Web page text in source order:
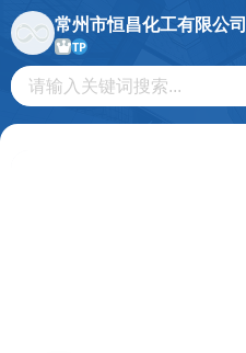
常州市恒昌化工有限公司
TP